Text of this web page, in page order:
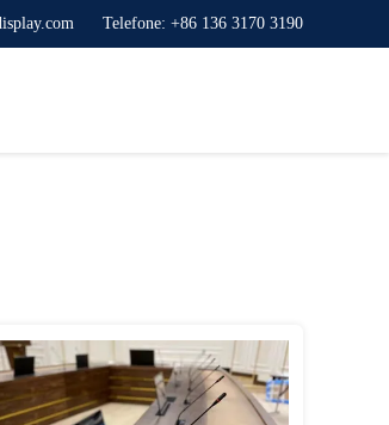
Telefone: +86 136 3170 3190